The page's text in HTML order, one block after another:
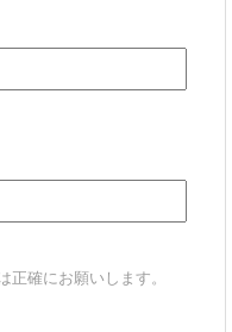
正確にお願いします。